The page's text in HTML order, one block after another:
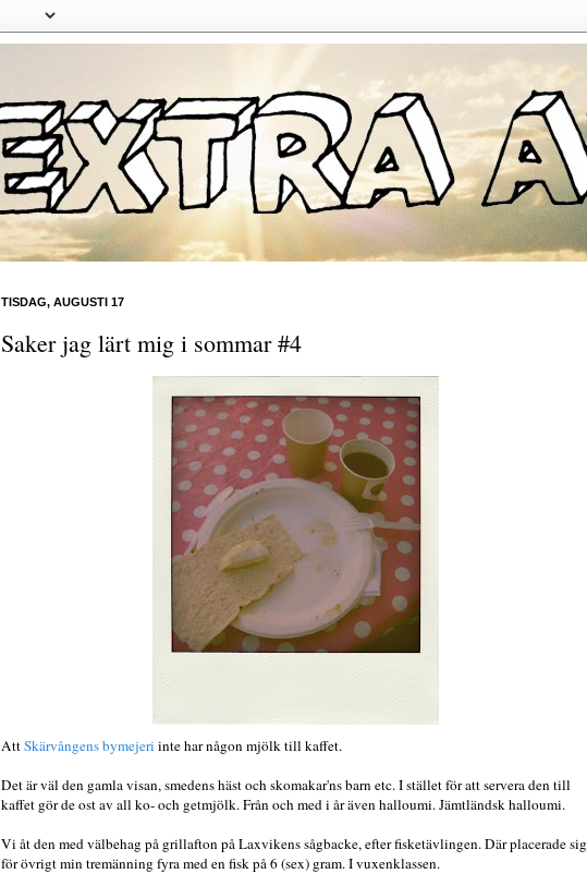
TISDAG, AUGUSTI 17
Saker jag lärt mig i sommar #4
AttSkärvångens bymejeri inte har någon mjölk till kaffet.
Det är väl den gamla visan, smedens häst och skomakar'ns barn etc. I stället för att servera den till
kaffet gör de ost av all ko- och getmjölk. Från och med i år även halloumi. Jämtländsk halloumi.
Vi åt den med välbehag på grillafton på Laxvikens sågbacke, efter fisketävlingen. Där placerade sig
för övrigt min tremänning fyra med en fisk på 6 (sex) gram. I vuxenklassen.